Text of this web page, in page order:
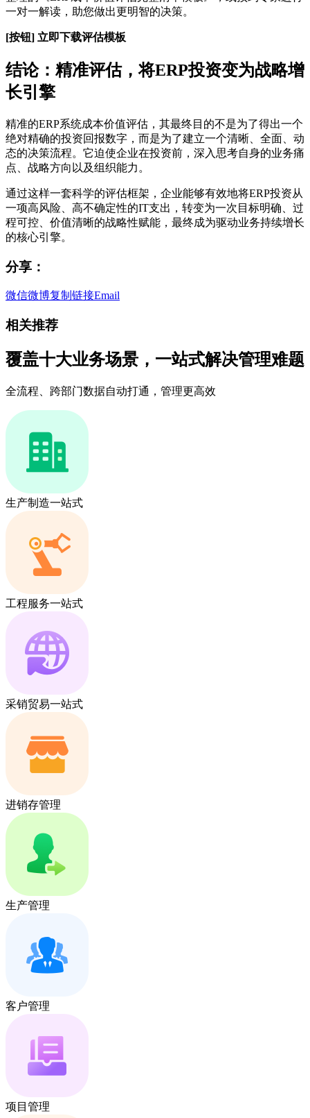
一对一解读，助您做出更明智的决策。
[按钮] 立即下载评估模板
结论：精准评估，将ERP投资变为战略增
长引擎
精准的ERP系统成本价值评估，其最终目的不是为了得出一个
绝对精确的投资回报数字，而是为了建立一个清晰、全面、动
态的决策流程。它迫使企业在投资前，深入思考自身的业务痛
点、战略方向以及组织能力。
通过这样一套科学的评估框架，企业能够有效地将ERP投资从
一项高风险、高不确定性的IT支出，转变为一次目标明确、过
程可控、价值清晰的战略性赋能，最终成为驱动业务持续增长
的核心引擎。
分享：
微信微博复制链接Email
相关推荐
覆盖十大业务场景，一站式解决管理难题
全流程、跨部门数据自动打通，管理更高效
生产制造一站式
工程服务一站式
采销贸易一站式
进销存管理
生产管理
客户管理
项目管理